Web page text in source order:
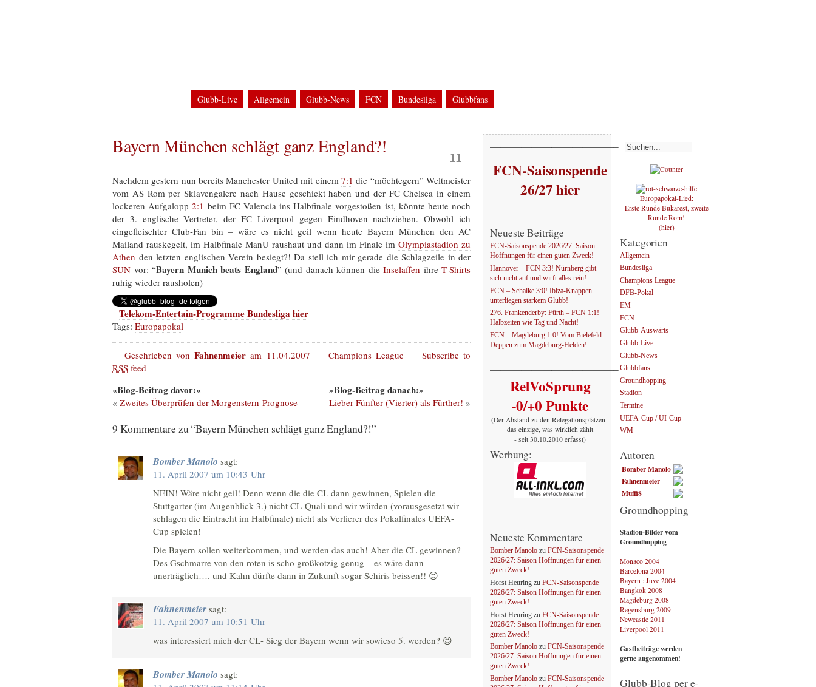
Glubb-Live Allgemein Glubb-News FCN Bundesliga
Glubbfans
11
Bayern München schlägt ganz England?!
Nachdem gestern nun bereits Manchester United mit einem 7:1 die “möchtegern” Weltmeister
vom AS Rom per Sklavengalere nach Hause geschickt haben und der FC Chelsea in einem
lockeren Aufgalopp2:1 beim FC Valencia ins Halbfinale vorgestoßen ist, könnte heute noch
der 3. englische Vertreter, der FC Liverpool gegen Eindhoven nachziehen. Obwohl ich
eingefleischter Club-Fan bin – wäre es nicht geil wenn heute Bayern München den AC
Mailand rauskegelt, im Halbfinale ManU raushaut und dann im Finale im Olympiastadion zu
Athen den letzten englischen Verein besiegt?! Da stell ich mir gerade die Schlagzeile in der
SUN vor: “Bayern Munich beats England” (und danach können die Inselaffen ihre T-Shirts
ruhig wieder rausholen)
Telekom-Entertain-Programme Bundesliga hier
Tags: Europapokal
Geschrieben vonFahnenmeier am 11.04.2007 Champions League
Subscribe to
RSS feed
«Blog-Beitrag davor:«
« Zweites Überprüfen der Morgenstern-Prognose
»Blog-Beitrag danach:»
Lieber Fünfter (Vierter) als Fürther! »
9 Kommentare zu “Bayern München schlägt ganz England?!”
Bomber Manolo sagt:
11. April 2007 um 10:43 Uhr
NEIN! Wäre nicht geil! Denn wenn die die CL dann gewinnen, Spielen die
Stuttgarter (im Augenblick 3.) nicht CL-Quali und wir würden (vorausgesetzt wir
schlagen die Eintracht im Halbfinale) nicht als Verlierer des Pokalfinales UEFA-
Cup spielen!
Die Bayern sollen weiterkommen, und werden das auch! Aber die CL gewinnen?
Des Gschmarre von den roten is scho großkotzig genug – es wäre dann
unerträglich…. und Kahn dürfte dann in Zukunft sogar Schiris beissen!! 😉
Fahnenmeier sagt:
11. April 2007 um 10:51 Uhr
was interessiert mich der CL- Sieg der Bayern wenn wir sowieso 5. werden? 😉
Bomber Manolo sagt:
————————————–
FCN-Saisonspende
26/27 hier
————————————–
Neueste Beiträge
FCN-Saisonspende 2026/27: Saison
Hoffnungen für einen guten Zweck!
Hannover – FCN 3:3! Nürnberg gibt
sich nicht auf und wirft alles rein!
FCN – Schalke 3:0! Ibiza-Knappen
unterliegen starkem Glubb!
276. Frankenderby: Fürth – FCN 1:1!
Halbzeiten wie Tag und Nacht!
FCN – Magdeburg 1:0! Vom Bielefeld-
Deppen zum Magdeburg-Helden!
————————————–
RelVoSprung
-0/+0 Punkte
(Der Abstand zu den Relegationsplätzen -
das einzige, was wirklich zählt
- seit 30.10.2010 erfasst)
Werbung:
Neueste Kommentare
Bomber Manolo zu FCN-Saisonspende
2026/27: Saison Hoffnungen für einen
guten Zweck!
Horst Heuring zu FCN-Saisonspende
2026/27: Saison Hoffnungen für einen
guten Zweck!
Horst Heuring zu FCN-Saisonspende
2026/27: Saison Hoffnungen für einen
guten Zweck!
Bomber Manolo zu FCN-Saisonspende
2026/27: Saison Hoffnungen für einen
guten Zweck!
Bomber Manolo zu FCN-Saisonspende
Europapokal-Lied:
Erste Runde Bukarest, zweite
Runde Rom!
(hier)
Kategorien
Allgemein
Bundesliga
Champions League
DFB-Pokal
EM
FCN
Glubb-Auswärts
Glubb-Live
Glubb-News
Glubbfans
Groundhopping
Stadion
Termine
UEFA-Cup / UI-Cup
WM
Autoren
Bomber Manolo
Fahnenmeier
Muffi8
Groundhopping
Stadion-Bilder vom
Groundhopping
Monaco 2004
Barcelona 2004
Bayern : Juve 2004
Bangkok 2008
Magdeburg 2008
Regensburg 2009
Newcastle 2011
Liverpool 2011
Gastbeiträge werden
gerne angenommen!
Glubb-Blog per e-